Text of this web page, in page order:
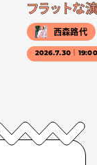
フラットな
西森路代
2026.7.30｜